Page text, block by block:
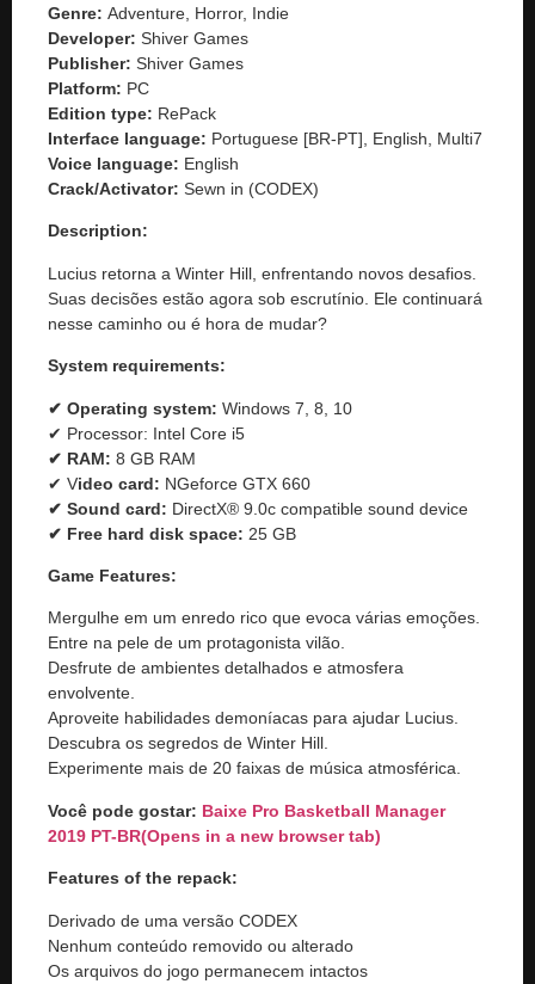
Genre: Adventure, Horror, Indie
Developer: Shiver Games
Publisher: Shiver Games
Platform: PC
Edition type: RePack
Interface language: Portuguese [BR-PT], English, Multi7
Voice language: English
Crack/Activator: Sewn in (CODEX)
Description:
Lucius retorna a Winter Hill, enfrentando novos desafios.
Suas decisões estão agora sob escrutínio. Ele continuará
nesse caminho ou é hora de mudar?
System requirements:
✔ Operating system: Windows 7, 8, 10
✔ Processor: Intel Core i5
✔ RAM: 8 GB RAM
✔ Video card: NGeforce GTX 660
✔ Sound card: DirectX® 9.0c compatible sound device
✔ Free hard disk space: 25 GB
Game Features:
Mergulhe em um enredo rico que evoca várias emoções.
Entre na pele de um protagonista vilão.
Desfrute de ambientes detalhados e atmosfera
envolvente.
Aproveite habilidades demoníacas para ajudar Lucius.
Descubra os segredos de Winter Hill.
Experimente mais de 20 faixas de música atmosférica.
Você pode gostar: Baixe Pro Basketball Manager
2019 PT-BR(Opens in a new browser tab)
Features of the repack:
Derivado de uma versão CODEX
Nenhum conteúdo removido ou alterado
Os arquivos do jogo permanecem intactos